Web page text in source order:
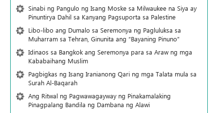
Sinabi ng Pangulo ng Isang Moske sa Milwaukee na Siya ay
Pinuntirya Dahil sa Kanyang Pagsuporta sa Palestine
Libo-libo ang Dumalo sa Seremonya ng Pagluluksa sa
Muharram sa Tehran, Ginunita ang “Bayaning Pinuno”
Idinaos sa Bangkok ang Seremonya para sa Araw ng mga
Kababaihang Muslim
Pagbigkas ng Isang Iranianong Qari ng mga Talata mula sa
Surah Al-Baqarah
Ang Ritwal ng Pagwawagayway ng Pinakamalaking
Pinagpalang Bandila ng Dambana ng Alawi